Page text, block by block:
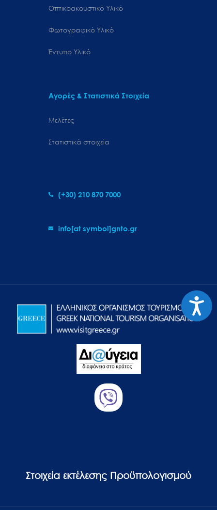
Οπτικοακουστικό Υλικό
Φωτογραφικό Υλικό
Έντυπο Υλικό
Αγορές & Στατιστικά Στοιχεία
Μελέτες
Στατιστικά στοιχεία
(+30) 210 870 7000
info[at symbol]gnto.gr
Στοιχεία εκτέλεσης Προϋπολογισμού